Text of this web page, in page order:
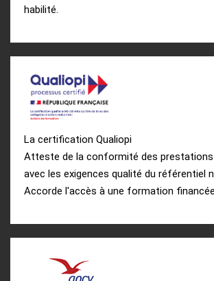
habilité.
La certification Qualiopi
Atteste de la conformité des
avec les exigences qualité du référentiel
Accorde l'accès à une formation financée